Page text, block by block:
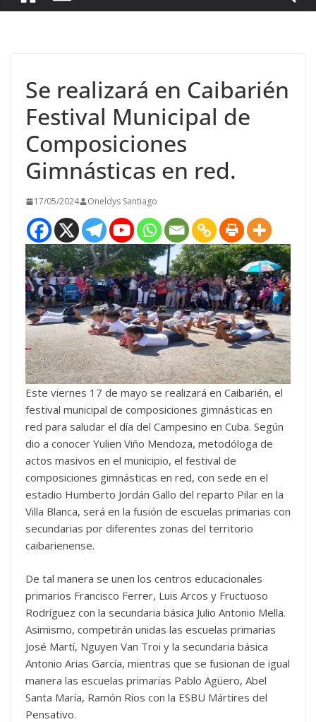
Se realizará en Caibarién
Festival Municipal de
Composiciones
Gimnásticas en red.
17/05/2024 Oneldys Santiago
Este viernes 17 de mayo se realizará en Caibarién, el
festival municipal de composiciones gimnásticas en
red para saludar el día del Campesino en Cuba. Según
dio a conocer Yulien Viño Mendoza, metodóloga de
actos masivos en el municipio, el festival de
composiciones gimnásticas en red, con sede en el
estadio Humberto Jordán Gallo del reparto Pilar en la
Villa Blanca, será en la fusión de escuelas primarias con
secundarias por diferentes zonas del territorio
caibarienense.
De tal manera se unen los centros educacionales
primarios Francisco Ferrer, Luis Arcos y Fructuoso
Rodríguez con la secundaria básica Julio Antonio Mella.
Asimismo, competirán unidas las escuelas primarias
José Martí, Nguyen Van Troi y la secundaria básica
Antonio Arias García, mientras que se fusionan de igual
manera las escuelas primarias Pablo Agüero, Abel
Santa María, Ramón Ríos con la ESBU Mártires del
Pensativo.